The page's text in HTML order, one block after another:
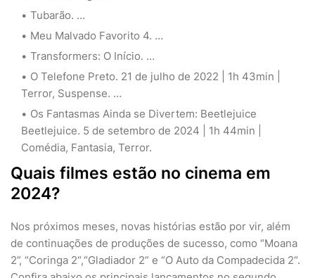
Tubarão. …
Meu Malvado Favorito 4. …
Transformers: O Início. …
O Telefone Preto. 21 de julho de 2022 | 1h 43min |
Terror, Suspense. …
Os Fantasmas Ainda se Divertem: Beetlejuice
Beetlejuice. 5 de setembro de 2024 | 1h 44min |
Comédia, Fantasia, Terror.
Quais filmes estão no cinema em
2024?
Nos próximos meses, novas histórias estão por vir, além
de continuações de produções de sucesso, como “Moana
2”, “Coringa 2“,“Gladiador 2” e “O Auto da Compadecida 2“.